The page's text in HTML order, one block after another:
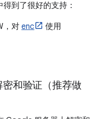
到了很好的支持：
，对enc
使用
和验证（推荐做